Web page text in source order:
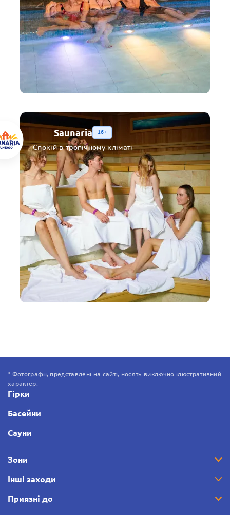
Saunaria 16+
Спокій в тропічному кліматі
* Фотографії, представлені на сайті, носять виключно ілюстративний
характер.
Гірки
Басейни
Сауни
Зони
Інші заходи
Приязні до